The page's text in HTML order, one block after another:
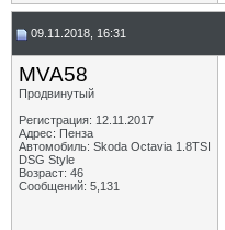
09.11.2018, 16:31
MVA58
Продвинутый
Регистрация: 12.11.2017
Адрес: Пенза
Автомобиль: Skoda Octavia 1.8TSI
DSG Style
Возраст: 46
Сообщений: 5,131